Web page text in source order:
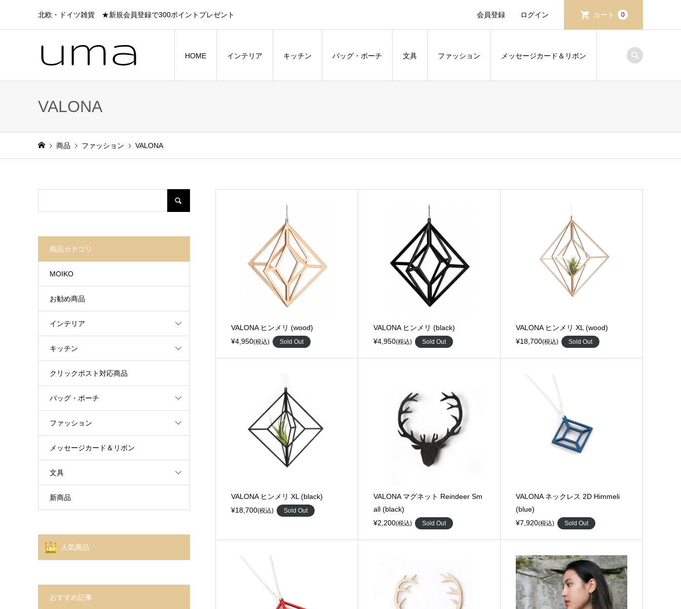
北欧・ドイツ雑貨 ★新規会員登録で300ポイントプレゼント 会員登録 ログイン カート 0
HOME インテリア キッチン バッグ・ポーチ 文具 ファッション メッセージカード＆リボン
VALONA
商品 ファッション VALONA
VALONA ヒンメリ (wood)
¥4,950(税込) Sold Out
VALONA ヒンメリ (black)
¥4,950(税込) Sold Out
VALONA ヒンメリ XL (wood)
¥18,700(税込) Sold Out
VALONA ヒンメリ XL (black)
¥18,700(税込) Sold Out
VALONA マグネット Reindeer Sm
all (black)
¥2,200(税込) Sold Out
VALONA ネックレス 2D Himmeli
(blue)
¥7,920(税込) Sold Out
商品カテゴリ
MOIKO
お勧め商品
インテリア
キッチン
クリックポスト対応商品
バッグ・ポーチ
ファッション
メッセージカード＆リボン
文具
新商品
人気商品
おすすめ記事